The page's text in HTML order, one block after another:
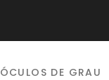
ÓCULOS DE GRAU